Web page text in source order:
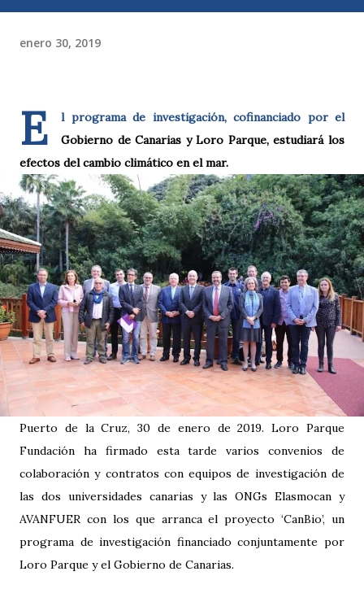
enero 30, 2019
E
l programa de investigación, cofinanciado por el
Gobierno de Canarias y Loro Parque, estudiará los
efectos del cambio climático en el mar.
Puerto de la Cruz, 30 de enero de 2019. Loro Parque
Fundación ha firmado esta tarde varios convenios de
colaboración y contratos con equipos de investigación de
las dos universidades canarias y las ONGs Elasmocan y
AVANFUER con los que arranca el proyecto ‘CanBio’, un
programa de investigación financiado conjuntamente por
Loro Parque y el Gobierno de Canarias.